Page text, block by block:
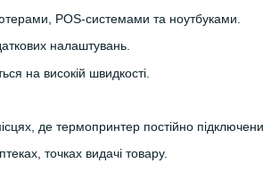
POS-системами та ноутбуками.
налаштувань.
на високій швидкості.
де термопринтер постійно
точках видачі товару.